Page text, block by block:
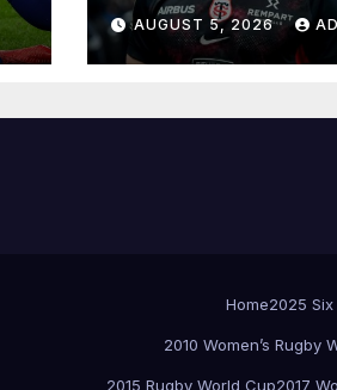
AUGUST 5, 2026
Home2025
2010 Women’s Rugby
2015 Rugby World Cup2017